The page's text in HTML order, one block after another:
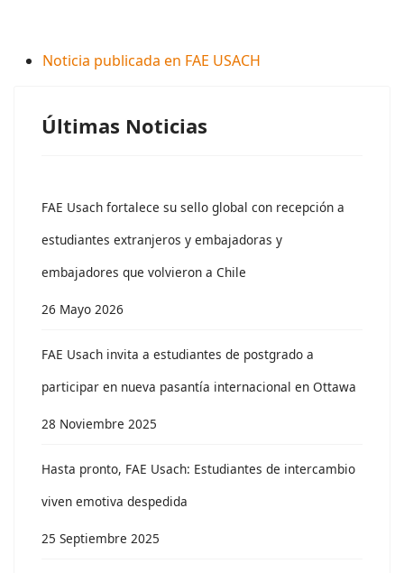
Noticia publicada en FAE USACH
Últimas Noticias
FAE Usach fortalece su sello global con recepción a
estudiantes extranjeros y embajadoras y
embajadores que volvieron a Chile
26 Mayo 2026
FAE Usach invita a estudiantes de postgrado a
participar en nueva pasantía internacional en Ottawa
28 Noviembre 2025
Hasta pronto, FAE Usach: Estudiantes de intercambio
viven emotiva despedida
25 Septiembre 2025